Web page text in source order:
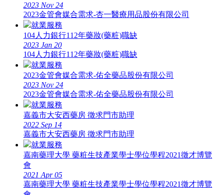
2023 Nov 24
2023金管會媒合需求-杏一醫療用品股份有限公司
就業服務
104人力銀行112年藥妝(藥粧)職缺
2023 Jan 20
104人力銀行112年藥妝(藥粧)職缺
就業服務
2023金管會媒合需求-佑全藥品股份有限公司
2023 Nov 24
2023金管會媒合需求-佑全藥品股份有限公司
就業服務
嘉義市大安西藥房 徵求門市助理
2022 Sep 14
嘉義市大安西藥房 徵求門市助理
就業服務
嘉南藥理大學 藥粧生技產業學士學位學程2021徵才博覽
會
2021 Apr 05
嘉南藥理大學 藥粧生技產業學士學位學程2021徵才博覽